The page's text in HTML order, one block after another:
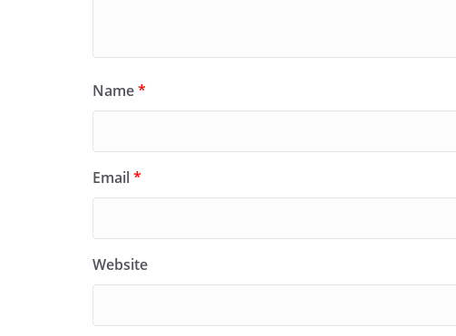
Name*
Email*
Website